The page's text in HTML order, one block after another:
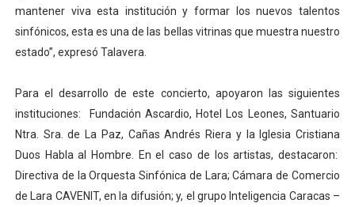
mantener viva esta institución y formar los nuevos talentos
sinfónicos, esta es una de las bellas vitrinas que muestra nuestro
estado”, expresó Talavera.
Para el desarrollo de este concierto, apoyaron las siguientes
instituciones:
Fundación Ascardio, Hotel Los Leones, Santuario
Ntra. Sra. de La Paz, Cañas Andrés Riera y la Iglesia Cristiana
Duos Habla al Hombre. En el caso de los artistas, destacaron:
Directiva de la Orquesta Sinfónica de Lara; Cámara de Comercio
de Lara CAVENIT, en la difusión; y, el grupo Inteligencia Caracas –